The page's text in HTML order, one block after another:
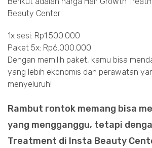
Beauty Center:
1x sesi: Rp1.500.000
Paket 5x: Rp6.000.000
Dengan memilih paket, kamu bisa
yang lebih ekonomis dan perawatan
menyeluruh!
Rambut rontok memang bisa
yang mengganggu, tetapi
Treatment di Insta Beauty